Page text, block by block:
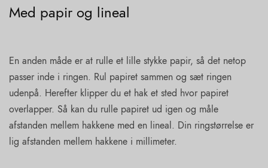
Med papir og lineal
En anden måde er at rulle et lille stykke papir, så det netop
passer inde i ringen. Rul papiret sammen og sæt ringen
udenpå. Herefter klipper du et hak et sted hvor papiret
overlapper. Så kan du rulle papiret ud igen og måle
afstanden mellem hakkene med en lineal. Din ringstørrelse er
lig afstanden mellem hakkene i millimeter.